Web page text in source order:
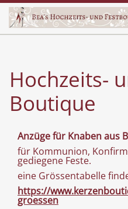
Hochzeits-
Boutique
Anzüge für Knaben aus
für Kommunion,
gediegene Feste.
eine Grössentabelle
https://
groessen